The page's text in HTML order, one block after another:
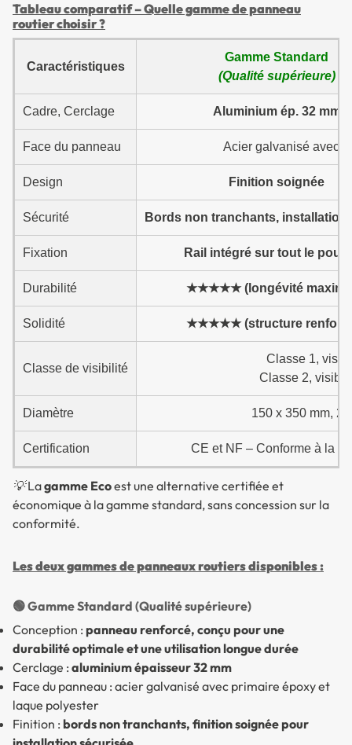
Tableau comparatif – Quelle gamme de panneau
routier choisir ?
Caractéristiques
Gamme Standard
(Qualité supérieure)
Cadre, Cerclage Aluminium ép. 32 mm
Face du panneau Acier galvanisé avec
Design Finition soignée
Sécurité Bords non tranchants, installation
Fixation Rail intégré sur tout le
Durabilité ★★★★★ (longévité
Solidité ★★★★★ (structure
Classe de visibilité
Classe 1,
Classe 2,
Diamètre 150 x 350 mm,
Certification CE et NF – Conforme à la
💡 Lagamme Ecoest une alternative certifiée et
économique à la gamme standard, sans concession sur la
conformité.
Les deux gammes de panneaux routiers disponibles :
🟢 Gamme Standard (Qualité supérieure)
Conception : panneau renforcé, conçu pour une
durabilité optimale et une utilisation longue durée
Cerclage : aluminium épaisseur 32 mm
Face du panneau : acier galvanisé avec primaire époxy et
laque polyester
Finition : bords non tranchants, finition soignée pour